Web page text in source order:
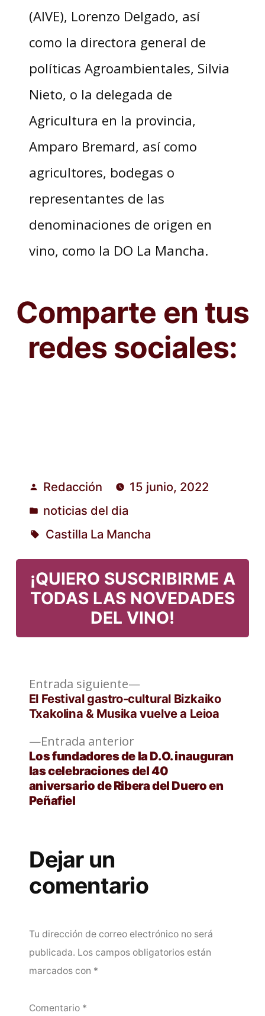
(AIVE), Lorenzo Delgado, así
como la directora general de
políticas Agroambientales, Silvia
Nieto, o la delegada de
Agricultura en la provincia,
Amparo Bremard, así como
agricultores, bodegas o
representantes de las
denominaciones de origen en
vino, como la DO La Mancha.
Comparte en tus
redes sociales:
Publicado
por
Redacción 15 junio, 2022
Publicado
en
noticias del dia
Castilla La Mancha
¡QUIERO SUSCRIBIRME A
TODAS LAS NOVEDADES
DEL VINO!
Navegación
de
entradas
Entrada anteriorEntrada
anterior:
Los fundadores de la D.O. inauguran
las celebraciones del 40
aniversario de Ribera del Duero en
Peñafiel
Entrada siguiente
Entrada
siguiente:
El Festival gastro-cultural Bizkaiko
Txakolina & Musika vuelve a Leioa
Dejar un
comentario
Tu dirección de correo electrónico no será
publicada. Los campos obligatorios están
marcados con *
Comentario *